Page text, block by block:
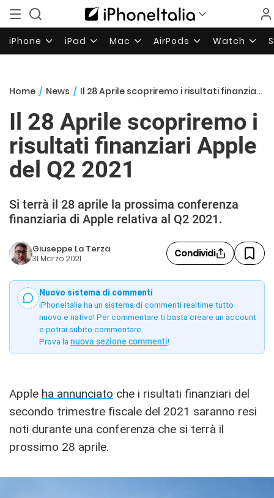
iPhone iPad Mac AirPods Watch
Home / News / Il 28 Aprile scopriremo i risultati finanziari Apple del Q2 2021
Il 28 Aprile scopriremo i
risultati finanziari Apple
del Q2 2021
Si terrà il 28 aprile la prossima conferenza
finanziaria di Apple relativa al Q2 2021.
Giuseppe La Terza
31 Marzo 2021 Condividi
Nuovo sistema di commenti
iPhoneItalia ha un sistema di commenti realtime tutto
nuovo e nativo! Per commentare ti basta creare un account
e potrai subito commentare.
Prova la nuova sezione commenti!
Apple ha annunciato che i risultati finanziari del
secondo trimestre fiscale del 2021 saranno resi
noti durante una conferenza che si terrà il
prossimo 28 aprile.